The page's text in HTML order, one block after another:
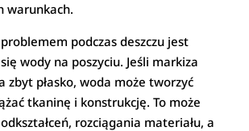
warunkach.
podczas deszczu jest
wody na poszyciu. Jeśli markiza
zbyt płasko, woda może tworzyć
tkaninę i konstrukcję. To może
rozciągania materiału, a